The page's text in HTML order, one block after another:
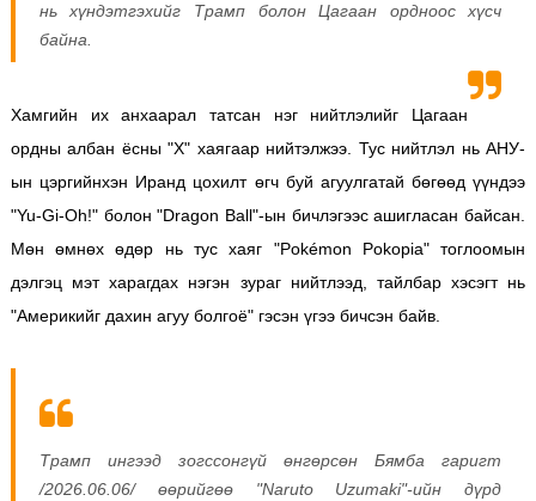
нь хүндэтгэхийг Трамп болон Цагаан ордноос хүсч
байна.
Хамгийн их анхаарал татсан нэг нийтлэлийг Цагаан
ордны албан ёсны "Х" хаягаар нийтэлжээ. Тус нийтлэл нь АНУ-
ын цэргийнхэн Иранд цохилт өгч буй агуулгатай бөгөөд үүндээ
"Yu-Gi-Oh!" болон "Dragon Ball"-ын бичлэгээс ашигласан байсан.
Мөн өмнөх өдөр нь тус хаяг "Pokémon Pokopia" тоглоомын
дэлгэц мэт харагдах нэгэн зураг нийтлээд, тайлбар хэсэгт нь
"Америкийг дахин агуу болгоё" гэсэн үгээ бичсэн байв.
Трамп ингээд зогссонгүй өнгөрсөн Бямба гаригт
/2026.06.06/ өөрийгөө "Naruto Uzumaki"-ийн дүрд